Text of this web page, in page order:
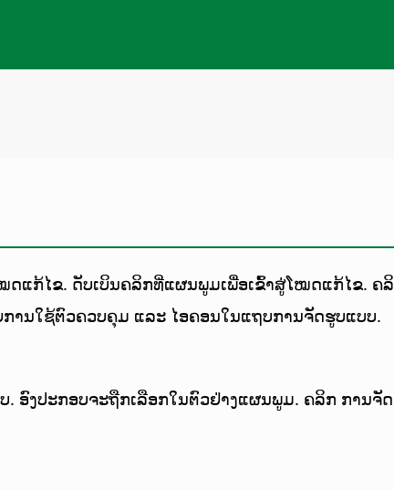
ແກ້ໄຂ. ດັບເບິນຄລິກທີ່ແຜນພູມເພື່ອເຂົ້າສູ່ໂໝດແກ້ໄຂ. ຄ
ານໃຊ້ຕົວຄວບຄຸມ ແລະ ໄອຄອນໃນແຖບການຈັດຮູບແບບ.
ອົງປະກອບຈະຖືກເລືອກໃນຕົວຢ່າງແຜນພູມ. ຄລິກ ການ